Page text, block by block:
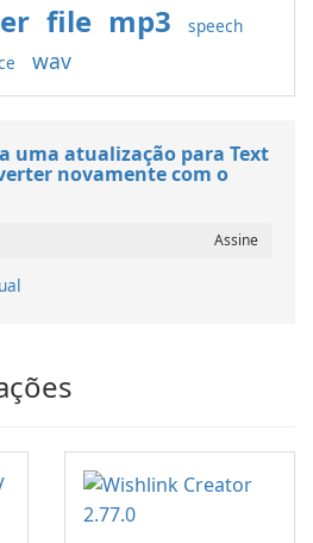
file mp3
speech
wav
uma atualização para Text
novamente com o